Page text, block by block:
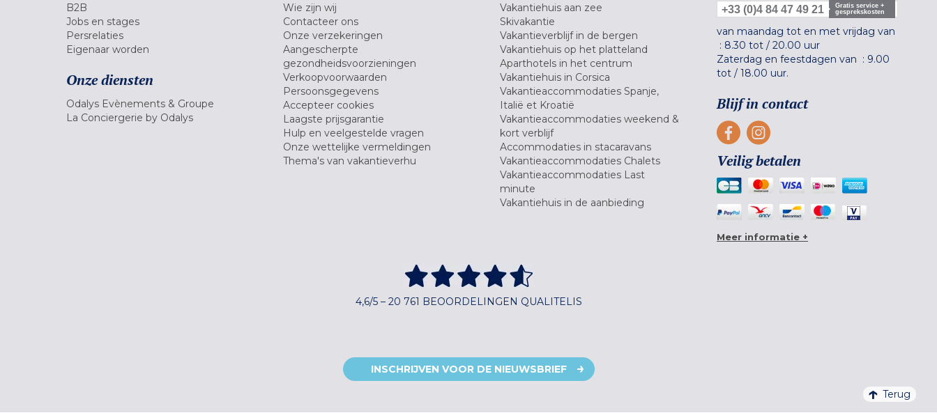
B2B
Jobs en stages
Persrelaties
Eigenaar worden
Onze diensten
Odalys Evènements & Groupe
La Conciergerie by Odalys
Wie zijn wij
Contacteer ons
Onze verzekeringen
Aangescherpte
gezondheidsvoorzieningen
Verkoopvoorwaarden
Persoonsgegevens
Accepteer cookies
Laagste prijsgarantie
Hulp en veelgestelde vragen
Onze wettelijke vermeldingen
Thema's van vakantieverhu
Vakantiehuis aan zee
Skivakantie
Vakantieverblijf in de bergen
Vakantiehuis op het platteland
Aparthotels in het centrum
Vakantiehuis in Corsica
Vakantieaccommodaties Spanje,
Italië et Kroatië
Vakantieaccommodaties weekend &
kort verblijf
Accommodaties in stacaravans
Vakantieaccommodaties Chalets
Vakantieaccommodaties Last
minute
Vakantiehuis in de aanbieding
+33 (0)4 84 47 49 21
Gratis service +
gesprekskosten
van maandag tot en met vrijdag van
: 8.30 tot / 20.00 uur
Zaterdag en feestdagen van : 9.00
tot / 18.00 uur.
Blijf in contact
Veilig betalen
Meer informatie +
4,6/5 – 20 761 BEOORDELINGEN QUALITELIS
INSCHRIJVEN VOOR DE NIEUWSBRIEF
Terug